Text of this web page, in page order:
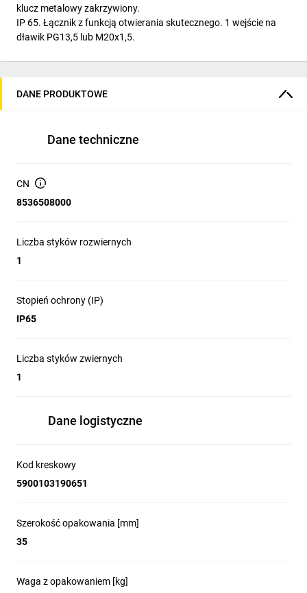
klucz metalowy zakrzywiony.
IP 65. Łącznik z funkcją otwierania skutecznego. 1 wejście na
dławik PG13,5 lub M20x1,5.
DANE PRODUKTOWE
Dane techniczne
CN
8536508000
Liczba styków rozwiernych
1
Stopień ochrony (IP)
IP65
Liczba styków zwiernych
1
Dane logistyczne
Kod kreskowy
5900103190651
Szerokość opakowania [mm]
35
Waga z opakowaniem [kg]